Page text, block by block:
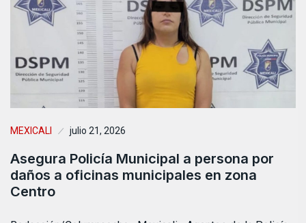
MEXICALI julio 21, 2026
Asegura Policía Municipal a persona por
daños a oficinas municipales en zona
Centro